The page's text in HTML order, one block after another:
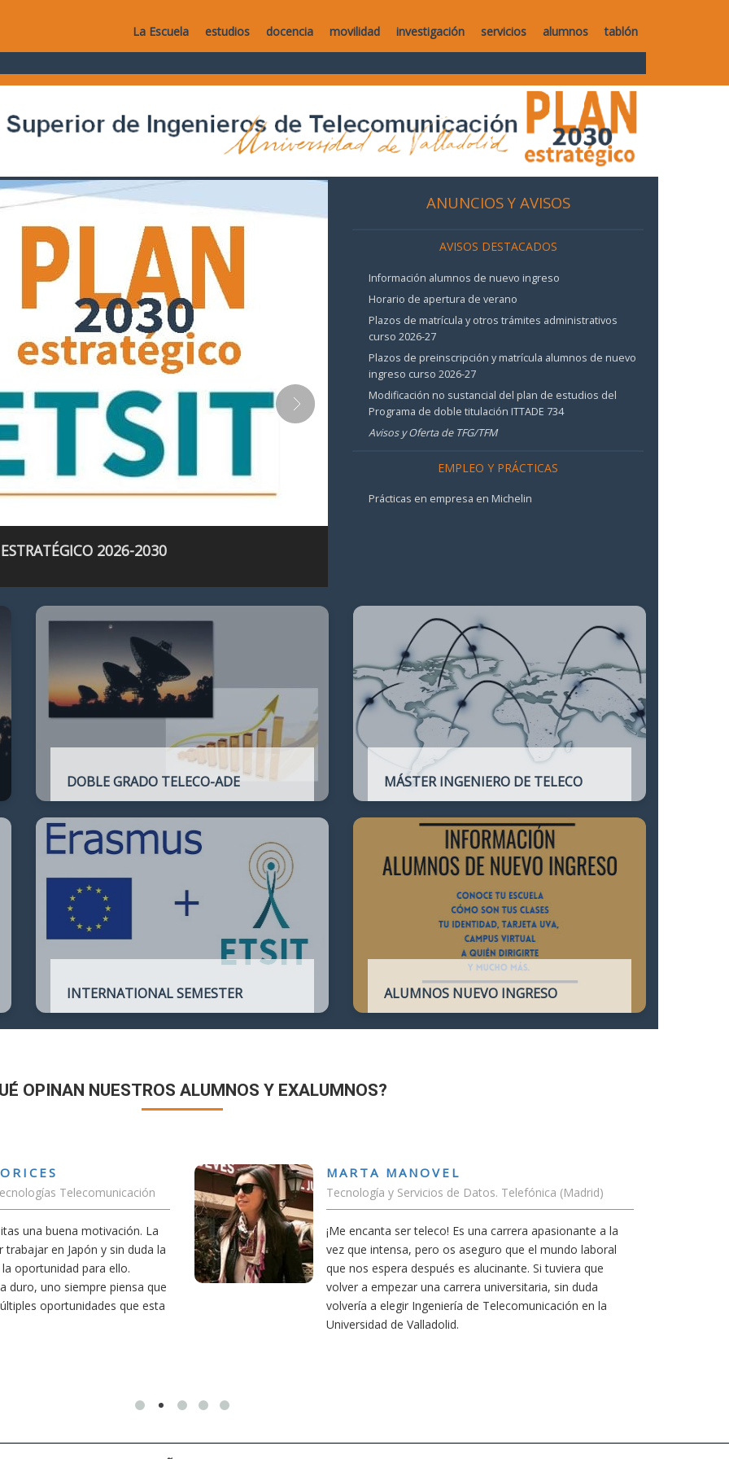
La Escuela estudios docencia movilidad investigación servicios alumnos tablón
2026-2030
ANUNCIOS Y AVISOS
AVISOS DESTACADOS
Información alumnos de nuevo ingreso
Horario de apertura de verano
Plazos de matrícula y otros trámites administrativos
curso 2026-27
Plazos de preinscripción y matrícula alumnos de nuevo
ingreso curso 2026-27
Modificación no sustancial del plan de estudios del
Programa de doble titulación ITTADE 734
Avisos y Oferta de TFG/TFM
EMPLEO Y PRÁCTICAS
Prácticas en empresa en Michelin
DOBLE GRADO TELECO-ADE
Ingeniería de Telecomunicación con la de
Administración y Dirección de Empresas
MÁSTER INGENIERO DE TELECO
profesionales del Ingeniero de
Telecomunicación y que habilita para el
ejercicio de la profesión.
INTERNATIONAL SEMESTER ALUMNOS NUEVO INGRESO
OPINAN NUESTROS ALUMNOS Y EXALUMNOS?
Telecomunicación
una buena motivación. La
en Japón y sin duda la
oportunidad para ello.
duro, uno siempre piensa que
oportunidades que esta
MARTA MANOVEL
Tecnología y Servicios de Datos. Telefónica (Madrid)
¡Me encanta ser teleco! Es una carrera apasionante a la
vez que intensa, pero os aseguro que el mundo laboral
que nos espera después es alucinante. Si tuviera que
volver a empezar una carrera universitaria, sin duda
volvería a elegir Ingeniería de Telecomunicación en la
Universidad de Valladolid.